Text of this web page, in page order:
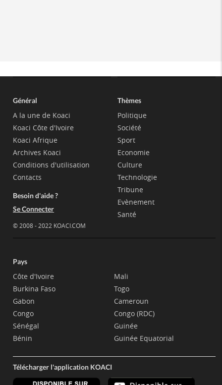
Général
A la une de Koaci
Koaci Côte d'Ivoire
Koaci Afrique
Archives Koaci
Conditions d'utilisation
Contacts
Besoin d'aide ?
Se Connecter
© 2008 - 2022 KOACI.COM
Thèmes
Politique
Société
Sport
Economie
Culture
Technologie
Tribune
Evènement
Santé
Pays
Côte d'Ivoire
Burkina Faso
Gabon
Congo
Sénégal
Bénin
Mali
Togo
Cameroun
Congo (RDC)
Guinée
Guinée Equatorial
Télécharger l'application KOACI